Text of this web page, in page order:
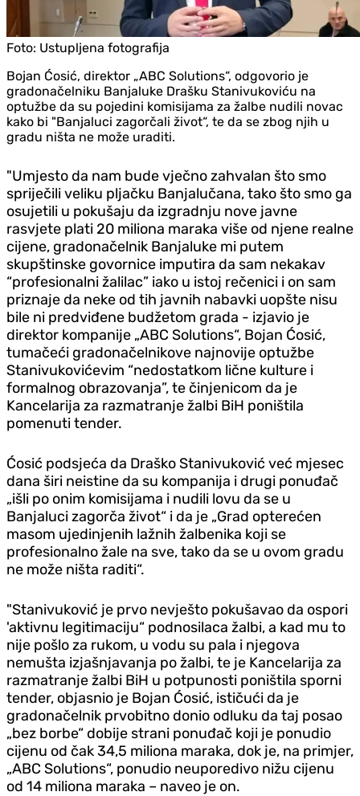
Foto: Ustupljena fotografija
Bojan Ćosić, direktor „ABC Solutions“, odgovorio je
gradonačelniku Banjaluke Drašku Stanivukoviću na
optužbe da su pojedini komisijama za žalbe nudili novac
kako bi "Banjaluci zagorčali život“, te da se zbog njih u
gradu ništa ne može uraditi.
"Umjesto da nam bude vječno zahvalan što smo
spriječili veliku pljačku Banjalučana, tako što smo ga
osujetili u pokušaju da izgradnju nove javne
rasvjete plati 20 miliona maraka više od njene realne
cijene, gradonačelnik Banjaluke mi putem
skupštinske govornice imputira da sam nekakav
“profesionalni žalilac” iako u istoj rečenici i on sam
priznaje da neke od tih javnih nabavki uopšte nisu
bile ni predviđene budžetom grada - izjavio je
direktor kompanije „ABC Solutions“, Bojan Ćosić,
tumačeći gradonačelnikove najnovije optužbe
Stanivukovićevim “nedostatkom lične kulture i
formalnog obrazovanja”, te činjenicom da je
Kancelarija za razmatranje žalbi BiH poništila
pomenuti tender.
Ćosić podsjeća da Draško Stanivuković već mjesec
dana širi neistine da su kompanija i drugi ponuđač
„išli po onim komisijama i nudili lovu da se u
Banjaluci zagorča život“ i da je „Grad opterećen
masom ujedinjenih lažnih žalbenika koji se
profesionalno žale na sve, tako da se u ovom gradu
ne može ništa raditi“.
"Stanivuković je prvo nevješto pokušavao da ospori
'aktivnu legitimaciju“ podnosilaca žalbi, a kad mu to
nije pošlo za rukom, u vodu su pala i njegova
nemušta izjašnjavanja po žalbi, te je Kancelarija za
razmatranje žalbi BiH u potpunosti poništila sporni
tender, objasnio je Bojan Ćosić, ističući da je
gradonačelnik prvobitno donio odluku da taj posao
„bez borbe“ dobije strani ponuđač koji je ponudio
cijenu od čak 34,5 miliona maraka, dok je, na primjer,
„ABC Solutions“, ponudio neuporedivo nižu cijenu
od 14 miliona maraka – naveo je on.